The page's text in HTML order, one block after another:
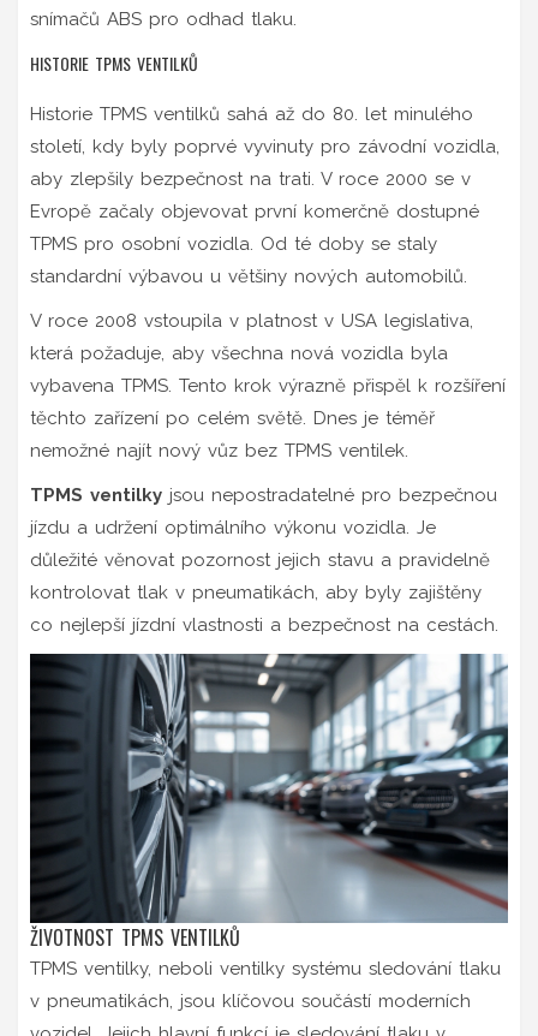
snímačů ABS pro odhad tlaku.
HISTORIE TPMS VENTILKŮ
Historie TPMS ventilků sahá až do 80. let minulého
století, kdy byly poprvé vyvinuty pro závodní vozidla,
aby zlepšily bezpečnost na trati. V roce 2000 se v
Evropě začaly objevovat první komerčně dostupné
TPMS pro osobní vozidla. Od té doby se staly
standardní výbavou u většiny nových automobilů.
V roce 2008 vstoupila v platnost v USA legislativa,
která požaduje, aby všechna nová vozidla byla
vybavena TPMS. Tento krok výrazně přispěl k rozšíření
těchto zařízení po celém světě. Dnes je téměř
nemožné najít nový vůz bez TPMS ventilek.
TPMS ventilky jsou nepostradatelné pro bezpečnou
jízdu a udržení optimálního výkonu vozidla. Je
důležité věnovat pozornost jejich stavu a pravidelně
kontrolovat tlak v pneumatikách, aby byly zajištěny
co nejlepší jízdní vlastnosti a bezpečnost na cestách.
ŽIVOTNOST TPMS VENTILKŮ
TPMS ventilky, neboli ventilky systému sledování tlaku
v pneumatikách, jsou klíčovou součástí moderních